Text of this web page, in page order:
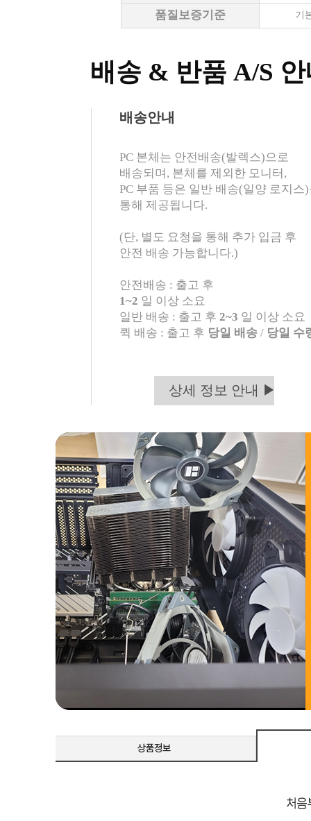
배송 & 반품 A/S
PC 본체는 안전배송(발렉스)으로
배송되며, 본체를 제외한 모니터,
PC 부품 등은 일반 배송(일양 로지스
통해 제공됩니다.
(단, 별도 요청을 통해 추가 입금 후
안전 배송 가능합니다.)
안전배송 : 출고 후
1~2 일 이상 소요
일반 배송 : 출고 후 2~3 일 이상 소요
퀵 배송 : 출고 후 당일 배송 / 당일 수
배송안내
상세 정보 안내 ▶
품질보증기준
기